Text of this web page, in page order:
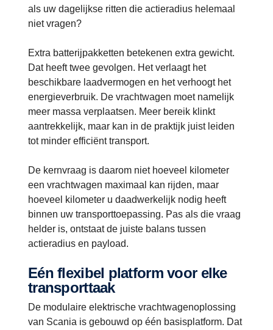
als uw dagelijkse ritten die actieradius helemaal
niet vragen?
Extra batterijpakketten betekenen extra gewicht.
Dat heeft twee gevolgen. Het verlaagt het
beschikbare laadvermogen en het verhoogt het
energieverbruik. De vrachtwagen moet namelijk
meer massa verplaatsen. Meer bereik klinkt
aantrekkelijk, maar kan in de praktijk juist leiden
tot minder efficiënt transport.
De kernvraag is daarom niet hoeveel kilometer
een vrachtwagen maximaal kan rijden, maar
hoeveel kilometer u daadwerkelijk nodig heeft
binnen uw transporttoepassing. Pas als die vraag
helder is, ontstaat de juiste balans tussen
actieradius en payload.
Eén flexibel platform voor elke
transporttaak
De modulaire elektrische vrachtwagenoplossing
van Scania is gebouwd op één basisplatform. Dat